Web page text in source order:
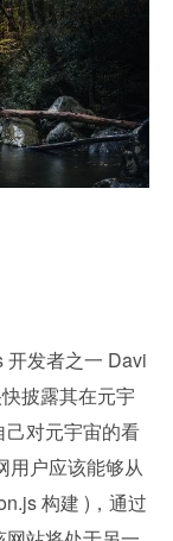
开发者之一 Davi
披露其在元宇
对元宇宙的看
用户应该能够从
构建 )，通过